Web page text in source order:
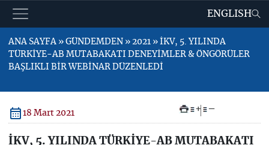
ENGLISH
ANA SAYFA » GÜNDEMDEN » 2021 » İKV, 5. YILINDA
TÜRKİYE-AB MUTABAKATI DENEYİMLER & ÖNGÖRÜLER
BAŞLIKLI BİR WEBİNAR DÜZENLEDİ
18 Mart 2021 + –
İKV, 5. YILINDA TÜRKİYE-AB MUTABAKATI